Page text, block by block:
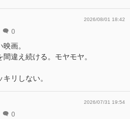
0
2026/08/01 18:42
画。
違え続ける。モヤモヤ。
リしない。
0
2026/07/31 19:54